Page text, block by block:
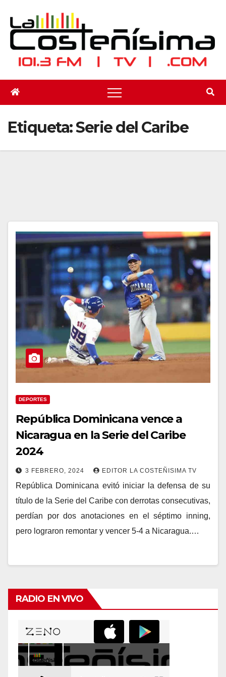
contenido
Etiqueta:Serie del Caribe
DEPORTES
República Dominicana vence a
Nicaragua en la Serie del Caribe
2024
3 FEBRERO, 2024 EDITOR LA COSTEÑISIMA TV
República Dominicana evitó iniciar la defensa de su
título de la Serie del Caribe con derrotas consecutivas,
perdían por dos anotaciones en el séptimo inning,
pero lograron remontar y vencer 5-4 a Nicaragua.…
RADIO EN VIVO